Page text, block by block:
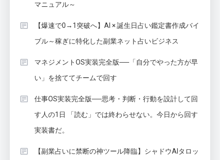
マニュアル～
【爆速で0→1突破へ】AI × 誕生日占い鑑定書作成バイ
ブル～稼ぎに特化した副業ネット占いビジネス
マネジメントOS実装完全版──「自分でやった方が早
い」を捨ててチームで回す
仕事OS実装完全版──思考・判断・行動を設計して回
す人の1日 「読む」では終わらせない。今日から回す
実装書だ。
【副業占いに禁断の神ツール降臨】シャドウAIタロッ